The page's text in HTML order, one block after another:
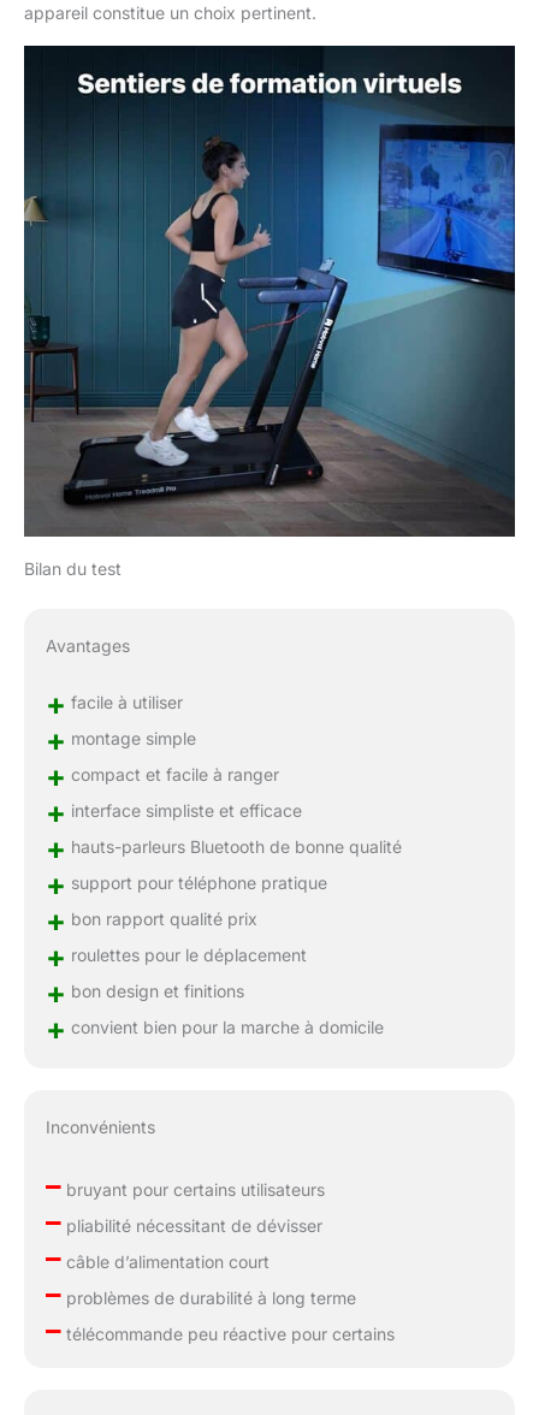
appareil constitue un choix pertinent.
Bilan du test
Avantages
+ facile à utiliser
+ montage simple
+ compact et facile à ranger
+ interface simpliste et efficace
+ hauts-parleurs Bluetooth de bonne qualité
+ support pour téléphone pratique
+ bon rapport qualité prix
+ roulettes pour le déplacement
+ bon design et finitions
+ convient bien pour la marche à domicile
Inconvénients
–bruyant pour certains utilisateurs
–pliabilité nécessitant de dévisser
–câble d’alimentation court
–problèmes de durabilité à long terme
–télécommande peu réactive pour certains